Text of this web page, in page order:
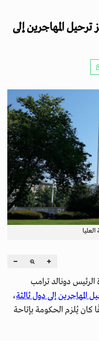
ترحيل المهاجرين إلى
العليا
الرئيس دونالد ترامب
المهاجرين إلى دول ثالثة،
كان يُلزم الحكومة بإتاحة